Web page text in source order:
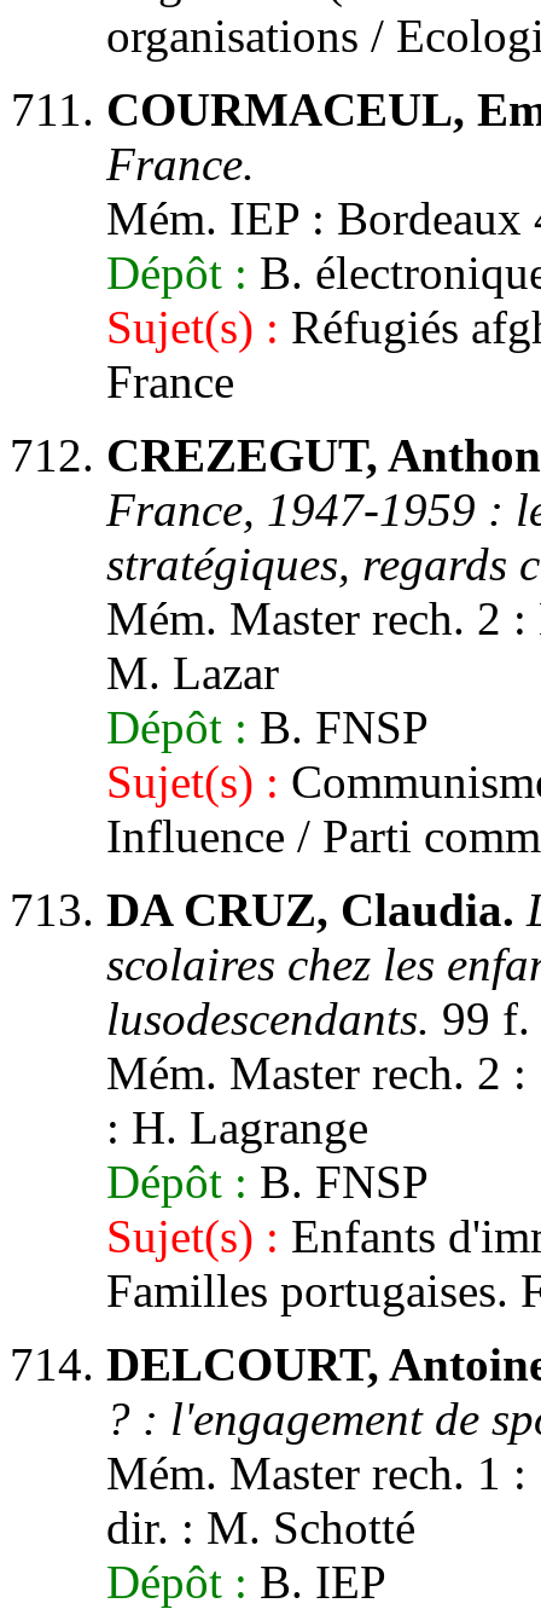
organisations /
COURMACEUL,
France.
Mém. IEP : Bordeaux
Dépôt : B.
Sujet(s) : Réfugiés
France
CREZEGUT,
France, 1947-1959 :
stratégiques, regards
Mém. Master rech. 2
M. Lazar
Dépôt : B. FNSP
Sujet(s) :
Influence / Parti
DA CRUZ, Claudia.
scolaires chez les
lusodescendants. 99 f.
Mém. Master rech. 2
: H. Lagrange
Dépôt : B. FNSP
Sujet(s) : Enfants
Familles portugaises.
DELCOURT,
? : l'engagement de
Mém. Master rech. 1
dir. : M. Schotté
Dépôt : B. IEP